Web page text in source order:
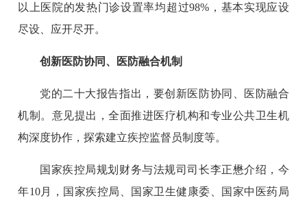
以上医院的发热门诊设置率均超过98%，基本实现应设
尽设、应开尽开。
创新医防协同、医防融合机制
党的二十大报告指出，要创新医防协同、医防融合
机制。意见提出，全面推进医疗机构和专业公共卫生机
构深度协作，探索建立疾控监督员制度等。
国家疾控局规划财务与法规司司长李正懋介绍，今
年10月，国家疾控局、国家卫生健康委、国家中医药局